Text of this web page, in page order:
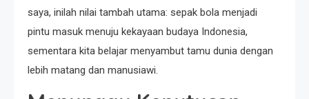
saya, inilah nilai tambah utama: sepak bola menjadi
pintu masuk menuju kekayaan budaya Indonesia,
sementara kita belajar menyambut tamu dunia dengan
lebih matang dan manusiawi.